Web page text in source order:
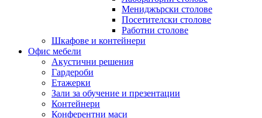
Мениджърски столове
Посетителски столове
Работни столове
Шкафове и контейнери
Офис мебели
Акустични решения
Гардероби
Етажерки
Зали за обучение и презентации
Контейнери
Конферентни маси